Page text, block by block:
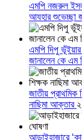
এমপি নজরুল
আযহার শুভেচ্ছা
এমপি দিপু
জানালেন কে এম
জাতীয় প্রাথমিক
নাছিমা আক্তার
আড়াইহাজারে